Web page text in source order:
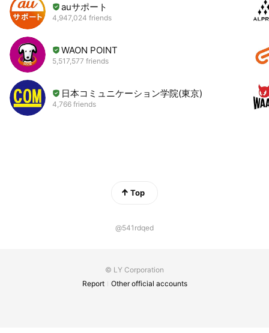
auサポート
4,947,024 friends
WAON POINT
5,517,577 friends
日本コミュニケーション学院(東京)
4,766 friends
Top
@541rdqed
© LY Corporation
Report
Other official accounts